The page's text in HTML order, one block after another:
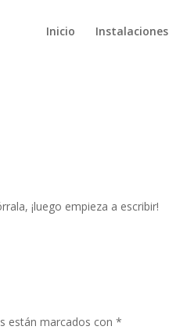
Inicio Instalaciones
¡luego empieza a escribir!
están marcados con*